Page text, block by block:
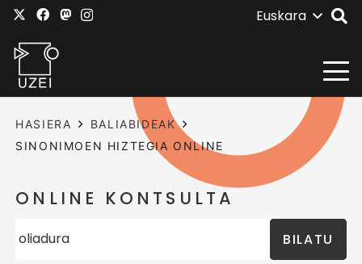
Euskara
HASIERA
BALIABIDEAK
SINONIMOEN HIZTEGIA ONLINE
ONLINE KONTSULTA
BILATU